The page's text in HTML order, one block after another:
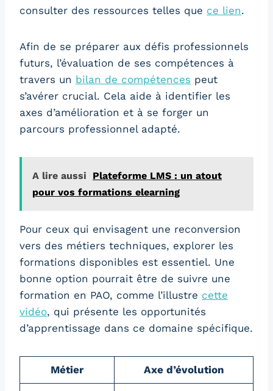
consulter des ressources telles que ce lien.
Afin de se préparer aux défis professionnels
futurs, l’évaluation de ses compétences à
travers un bilan de compétences peut
s’avérer crucial. Cela aide à identifier les
axes d’amélioration et à se forger un
parcours professionnel adapté.
A lire aussi
Plateforme LMS : un atout
pour vos formations elearning
Pour ceux qui envisagent une reconversion
vers des métiers techniques, explorer les
formations disponibles est essentiel. Une
bonne option pourrait être de suivre une
formation en PAO, comme l’illustre cette
vidéo, qui présente les opportunités
d’apprentissage dans ce domaine spécifique.
Métier Axe d’évolution